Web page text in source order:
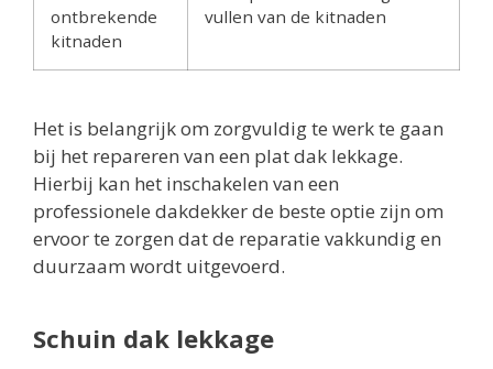
ontbrekende
kitnaden
vullen van de kitnaden
Het is belangrijk om zorgvuldig te werk te gaan
bij het repareren van een plat dak lekkage.
Hierbij kan het inschakelen van een
professionele dakdekker de beste optie zijn om
ervoor te zorgen dat de reparatie vakkundig en
duurzaam wordt uitgevoerd.
Schuin dak lekkage